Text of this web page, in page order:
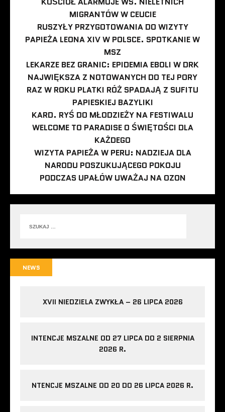
MIGRANTÓW W CEUCIE
RUSZYŁY PRZYGOTOWANIA DO WIZYTY
PAPIEŻA LEONA XIV W POLSCE. SPOTKANIE W
MSZ
LEKARZE BEZ GRANIC: EPIDEMIA EBOLI W DRK
NAJWIĘKSZA Z NOTOWANYCH DO TEJ PORY
RAZ W ROKU PLATKI RÓŻ SPADAJĄ Z SUFITU
PAPIESKIEJ BAZYLIKI
KARD. RYŚ DO MŁODZIEŻY NA FESTIWALU
WELCOME TO PARADISE O ŚWIĘTOŚCI DLA
KAŻDEGO
WIZYTA PAPIEŻA W PERU: NADZIEJA DLA
NARODU POSZUKUJĄCEGO POKOJU
PODCZAS UPAŁÓW UWAŻAJ NA OZON
NEWS
XVII NIEDZIELA ZWYKŁA – 26 LIPCA 2026
INTENCJE MSZALNE OD 27 LIPCA DO 2 SIERPNIA
2026 R.
NTENCJE MSZALNE OD 20 DO 26 LIPCA 2026 R.